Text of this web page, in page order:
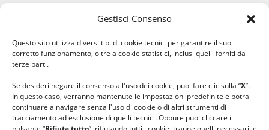
Gestisci Consenso
Questo sito utilizza diversi tipi di cookie tecnici per garantire il suo
corretto funzionamento, oltre a cookie statistici, inclusi quelli forniti da
terze parti.
Se desideri negare il consenso all'uso dei cookie, puoi fare clic sulla “X”.
In questo caso, verranno mantenute le impostazioni predefinite e potrai
continuare a navigare senza l'uso di cookie o di altri strumenti di
tracciamento ad esclusione di quelli tecnici. Oppure puoi cliccare il
#lanaterapia
#ilcaloredellempatia